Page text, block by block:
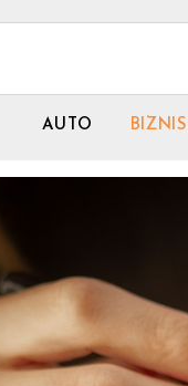
AUTO BIZNIS